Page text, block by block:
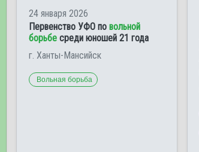
24 января 2026
Первенство УФО по вольной
борьбе среди юношей 21 года
г. Ханты-Мансийск
Вольная борьба